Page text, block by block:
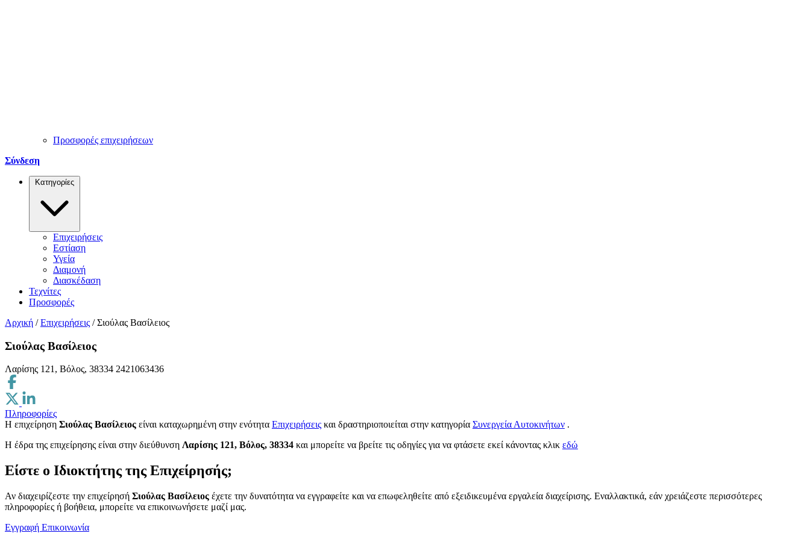
Προσφορές επιχειρήσεων
Σύνδεση
Κατηγορίες
Επιχειρήσεις
Εστίαση
Υγεία
Διαμονή
Διασκέδαση
Τεχνίτες
Προσφορές
Αρχική / Επιχειρήσεις / Σιούλας Βασίλειος
Σιούλας Βασίλειος
Λαρίσης 121, Βόλος, 38334 2421063436
Πληροφορίες
Η επιχείρηση Σιούλας Βασίλειος είναι καταχωρημένη στην ενότητα Επιχειρήσεις και δραστηριοποιείται στην κατηγορία Συνεργεία Αυτοκινήτων .
H έδρα της επιχείρησης είναι στην διεύθυνση Λαρίσης 121, Βόλος, 38334 και μπορείτε να βρείτε τις οδηγίες για να φτάσετε εκεί κάνοντας κλικ εδώ
Είστε ο Ιδιοκτήτης της Επιχείρησής;
Αν διαχειρίζεστε την επιχείρησή Σιούλας Βασίλειος έχετε την δυνατότητα να εγγραφείτε και να επωφεληθείτε από εξειδικευμένα εργαλεία διαχείρισης. Εναλλακτικά, εάν χρειάζεστε περισσότερες
πληροφορίες ή βοήθεια, μπορείτε να επικοινωνήσετε μαζί μας.
Εγγραφή Επικοινωνία